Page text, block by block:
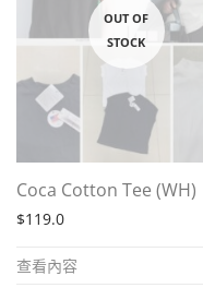
Coca Cotton Tee (WH)
$119.0
查看內容